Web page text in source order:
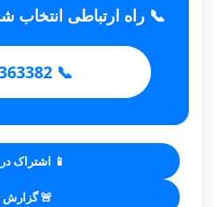
📞 راه ارتباطی انتخاب
📞 09913363382
📱 اشتراک
🚨 گزارش